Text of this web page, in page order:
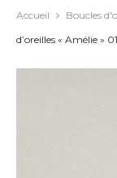
Accueil Boucles
d’oreilles « Amélie » 01